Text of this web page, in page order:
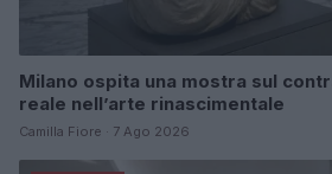
Milano ospita una mostra sul
reale nell’arte rinascimentale
Camilla Fiore · 7 Ago 2026